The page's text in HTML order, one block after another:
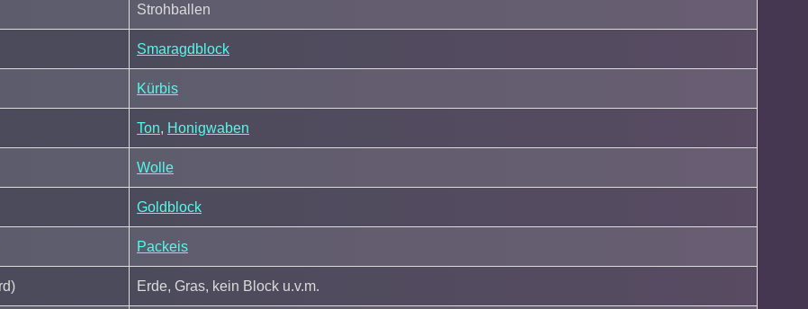
Strohballen
Smaragdblock
Kürbis
Ton, Honigwaben
Wolle
Goldblock
Packeis
Erde, Gras, kein Block u.v.m.